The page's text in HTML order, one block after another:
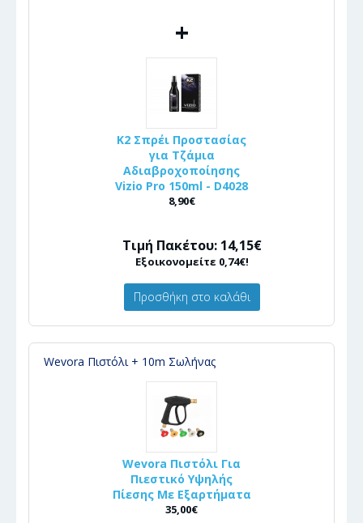
+
K2 Σπρέι Προστασίας
για Τζάμια
Αδιαβροχοποίησης
Vizio Pro 150ml - D4028
8,90€
Τιμή Πακέτου: 14,15€
Εξοικονομείτε 0,74€!
Προσθήκη στο καλάθι
Wevora Πιστόλι + 10m Σωλήνας
Wevora Πιστόλι Για
Πιεστικό Υψηλής
Πίεσης Με Εξαρτήματα
35,00€